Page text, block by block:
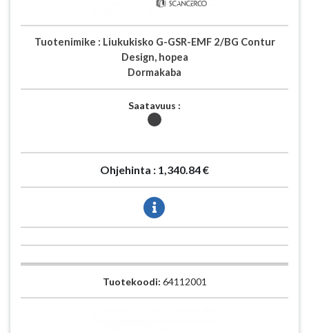
Tuotenimike : Liukukisko G-GSR-EMF 2/BG Contur
Design, hopea
Dormakaba
Saatavuus :
Ohjehinta : 1,340.84 €
Tuotekoodi: 64112001